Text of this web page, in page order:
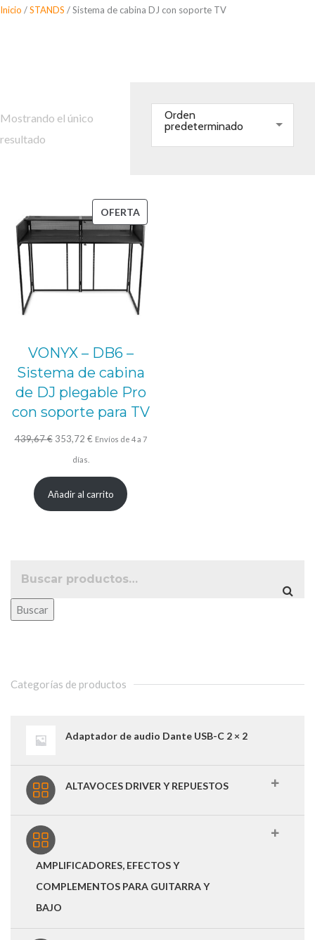
Saltar
Inicio /STANDS / Sistema de cabina DJ con soporte TV
Mostrando el único
resultado
Orden
predeterminado
OFERTAPRODUCTO
EN
OFERTA
VONYX – DB6 –
Sistema de cabina
de DJ plegable Pro
con soporte para TV
439,67€ El
precio
original
era:
353,72 €El
actual
es:
Envíos de 4 a 7
días.
Añadir al carrito
Buscar
Categorías de productos
Adaptador de audio Dante USB-C 2 × 2
ALTAVOCES DRIVER Y REPUESTOS
AMPLIFICADORES, EFECTOS Y
COMPLEMENTOS PARA GUITARRA Y
BAJO